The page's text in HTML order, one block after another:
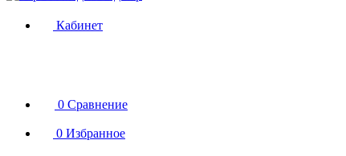
Кабинет
0 Сравнение
0 Избранное